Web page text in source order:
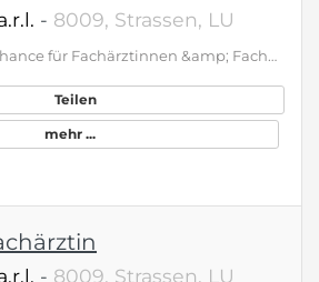
- 8009, Strassen, LU
Exklusive Karrierechance für Fachärztinnen &amp; Fachärzte (m/w/d) – Luxemburg In unserem neu eröffneten, exklusiv ausgestatteten Ärztehaus in Luxemburg bietet sich eine außergewöhnliche Karrierechance für Kardiologen, Ophthalmologen, Endokrinologen, Pneumologen, Urologen, Gastroenterologen, Hals-Nasen-Ohren-Ärzte und Allgemeinmediziner (m/w/d). Hier verbinden sich medizinische Exzellenz, optimale Arbeitsbedingungen und eine herausragende Lebensqualität auf einzigartige Weise. Das bieten wir • Hochwertige Praxisräume mit modernster Medizintechnik auf dem neuesten Stand • Komplette Organisation und Administration – voller Fokus auf Medizin • Überdurchschnittliche, transparente Vergütung mit attraktiven Perspektiven • Arbeiten in Luxemburg – einem der Länder mit der höchsten Lebensqualität weltweit, ideal für Familie und berufliche Entwicklung Ihr Profil • Facharztanerkennung • Sprachen: Deutsch, Englisch • Hoher Qualitätsanspruch und patienten- orientierte Arbeitsweise • Teamfähigkeit und Interesse an einer langfristigen Zusammenarbeit Sie bringen Kittel und Stethoskop. Den Rest übernehmen wir. Wir freuen uns auf Ihre Bewerbung an: contact@luxmedico.lu
Teilen
mehr ...
- 8009, Strassen, LU